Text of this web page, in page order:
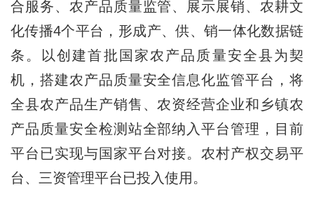
合服务、农产品质量监管、展示展销、农耕文
化传播4个平台，形成产、供、销一体化数据链
条。以创建首批国家农产品质量安全县为契
机，搭建农产品质量安全信息化监管平台，将
全县农产品生产销售、农资经营企业和乡镇农
产品质量安全检测站全部纳入平台管理，目前
平台已实现与国家平台对接。农村产权交易平
台、三资管理平台已投入使用。